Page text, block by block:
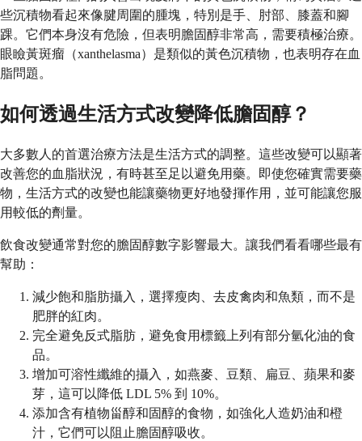
些沉積物看起來像腱周圍的腫塊，特別是手、肘部、膝蓋和腳
踝。它們本身沒有危險，但表明膽固醇非常高，需要積極治療。
眼瞼黃斑瘤（xanthelasma）是類似的黃色沉積物，也表明存在血
脂問題。
如何透過生活方式改變降低膽固醇？
大多數人的首選治療方法是生活方式的調整。這些改變可以顯著
改善您的血脂狀況，有時甚至足以避免用藥。即使您確實需要藥
物，生活方式的改變也能讓藥物更好地發揮作用，並可能讓您服
用較低的劑量。
飲食改變通常對您的膽固醇數字影響最大。讓我們看看哪些最有
幫助：
減少飽和脂肪攝入，選擇瘦肉、去皮禽肉和魚類，而不是
肥胖的紅肉。
完全避免反式脂肪，避免食用標籤上列有部分氫化油的食
品。
增加可溶性纖維的攝入，如燕麥、豆類、扁豆、蘋果和麥
芽，這可以降低 LDL 5% 到 10%。
添加含有植物甾醇和固醇的食物，如強化人造奶油和橙
汁，它們可以阻止膽固醇吸收。